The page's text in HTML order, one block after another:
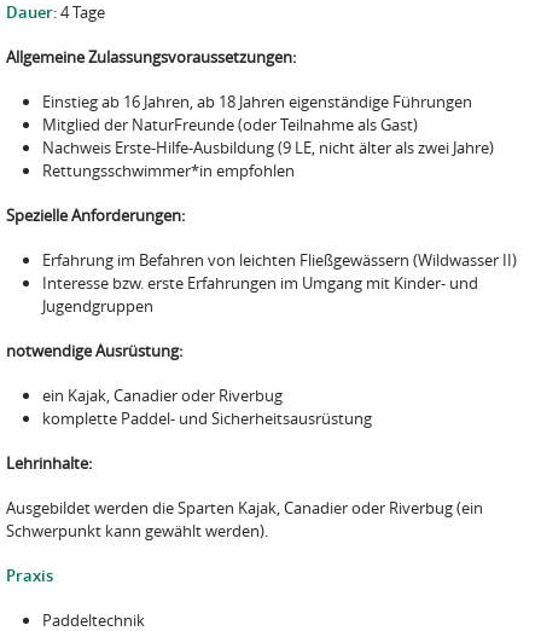
Dauer: 4 Tage
Allgemeine Zulassungsvoraussetzungen:
Einstieg ab 16 Jahren, ab 18 Jahren eigenständige Führungen
Mitglied der NaturFreunde (oder Teilnahme als Gast)
Nachweis Erste-Hilfe-Ausbildung (9 LE, nicht älter als zwei Jahre)
Rettungsschwimmer*in empfohlen
Spezielle Anforderungen:
Erfahrung im Befahren von leichten Fließgewässern (Wildwasser II)
Interesse bzw. erste Erfahrungen im Umgang mit Kinder- und
Jugendgruppen
notwendige Ausrüstung:
ein Kajak, Canadier oder Riverbug
komplette Paddel- und Sicherheitsausrüstung
Lehrinhalte:
Ausgebildet werden die Sparten Kajak, Canadier oder Riverbug (ein
Schwerpunkt kann gewählt werden).
Praxis
Paddeltechnik